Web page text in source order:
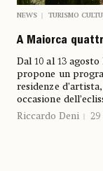
NEWS TURISMO
A Maiorca
Dal 10 al 13
propone un
residenze
occasione
Riccardo Deni